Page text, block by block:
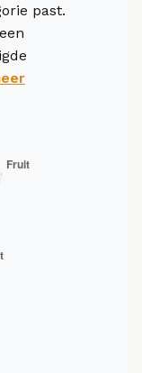
past.